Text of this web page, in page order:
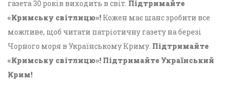
газета 30 років виходить в світ. Підтримайте
«Кримську світлицю»! Кожен має шанс зробити все
можливе, щоб читати патріотичну газету на березі
Чорного моря в Українському Криму. Підтримайте
«Кримську світлицю»! Підтримайте Український
Крим!